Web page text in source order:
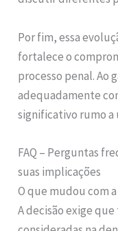
Por fim, essa
fortalece o
processo penal. Ao
adequadamente
significativo rumo a
FAQ – Perguntas
suas implicações
O que mudou com
A decisão exige